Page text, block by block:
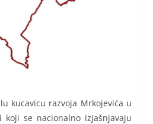
kucavicu razvoja Mrkojevića u
koji se nacionalno izjašnjavaju